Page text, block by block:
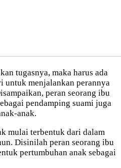
tugasnya, maka harus ada
untuk menjalankan perannya
peran seorang ibu
pendamping suami juga
anak.
mulai terbentuk dari dalam
Disinilah peran seorang ibu
pertumbuhan anak sebagai